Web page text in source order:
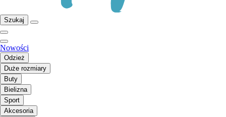
Szukaj
Nowości
Odzież
Duże rozmiary
Buty
Bielizna
Sport
Akcesoria